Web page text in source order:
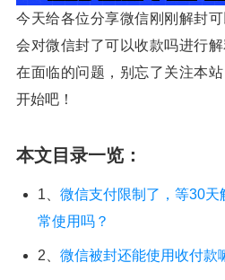
今天给各位分享微信刚刚解封
会对微信封了可以收款吗进行
在面临的问题，别忘了关注本
开始吧！
本文目录一览：
1、 微信支付限制了，等30
常使用吗？
2、 微信被封还能使用收付款